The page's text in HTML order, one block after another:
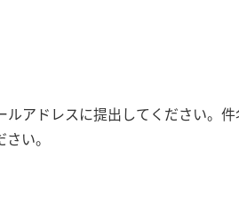
ルアドレスに提出してください
い。